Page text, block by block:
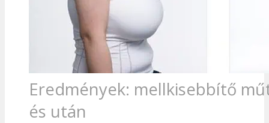
Eredmények: mellkisebbítő
és után